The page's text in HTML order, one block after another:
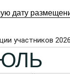
дату